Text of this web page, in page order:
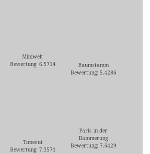
Miniwelt
Bewertung: 6.5714
Baumstamm
Bewertung: 5.4286
Timeout
Bewertung: 7.3571
Paris in der
Dämmerung
Bewertung: 7.6429